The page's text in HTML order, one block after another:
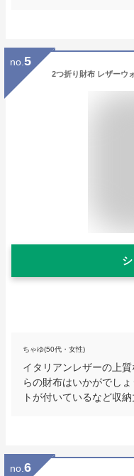
no. 5
ちゃゆ(50代・女性)
イタリアンレザーの上
らの財布はいかがでし
トが付いているなど収
no. 6